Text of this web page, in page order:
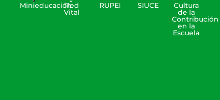
MinieducaciónRed
Vital
RUPEI SIUCE Cultura
de la
Contribución
en la
Escuela